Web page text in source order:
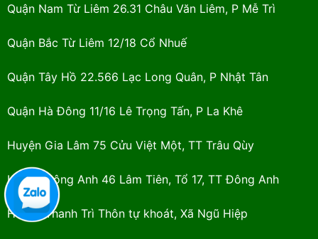
Quận Nam Từ Liêm 26.31 Châu Văn Liêm, P Mễ Trì
Quận Bắc Từ Liêm 12/18 Cổ Nhuế
Quận Tây Hồ 22.566 Lạc Long Quân, P Nhật Tân
Quận Hà Đông 11/16 Lê Trọng Tấn, P La Khê
Huyện Gia Lâm 75 Cửu Việt Một, TT Trâu Qùy
Huyện Đông Anh 46 Lâm Tiên, Tổ 17, TT Đông Anh
Huyện Thanh Trì Thôn tự khoát, Xã Ngũ Hiệp